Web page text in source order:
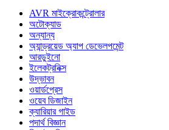
AVR মাইক্রোকন্ট্রোলার
অটোক্যাড
অন্যান্য
অ্যান্ড্রয়েড অ্যাপ ডেভেলপমেন্ট
আরডুইনো
ইলেকট্রনিক্স
উদ্ভাবন
ওয়ার্ডপ্রেস
ওয়েব ডিজাইন
ক্যারিয়ার গাইড
পদার্থ বিজ্ঞান